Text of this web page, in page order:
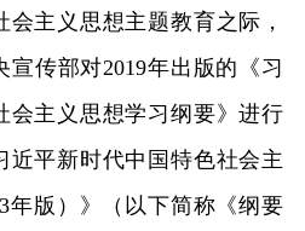
主义思想主题教育之际，
传部对2019年出版的《习
会主义思想学习纲要》进行
近平新时代中国特色社会主
年版）》（以下简称《纲要